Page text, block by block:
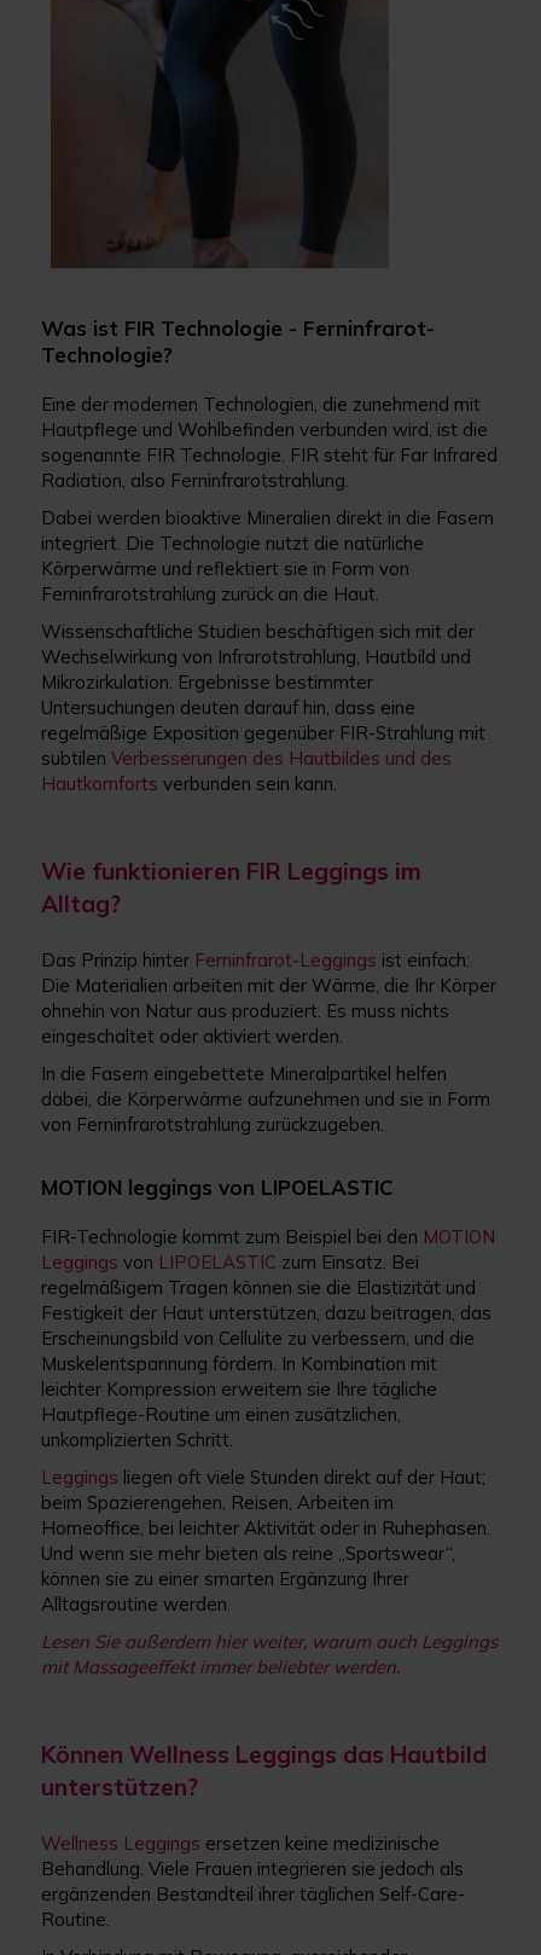
Was ist FIR Technologie - Ferninfrarot-
Technologie?
Eine der modernen Technologien, die zunehmend mit
Hautpflege und Wohlbefinden verbunden wird, ist die
sogenannte FIR Technologie. FIR steht für Far Infrared
Radiation, also Ferninfrarotstrahlung.
Dabei werden bioaktive Mineralien direkt in die Fasern
integriert. Die Technologie nutzt die natürliche
Körperwärme und reflektiert sie in Form von
Ferninfrarotstrahlung zurück an die Haut.
Wissenschaftliche Studien beschäftigen sich mit der
Wechselwirkung von Infrarotstrahlung, Hautbild und
Mikrozirkulation. Ergebnisse bestimmter
Untersuchungen deuten darauf hin, dass eine
regelmäßige Exposition gegenüber FIR-Strahlung mit
subtilenVerbesserungen des Hautbildes und des
Hautkomforts verbunden sein kann.
Wie funktionieren FIR Leggings im
Alltag?
Das Prinzip hinter Ferninfrarot-Leggings ist einfach:
Die Materialien arbeiten mit der Wärme, die Ihr Körper
ohnehin von Natur aus produziert. Es muss nichts
eingeschaltet oder aktiviert werden.
In die Fasern eingebettete Mineralpartikel helfen
dabei, die Körperwärme aufzunehmen und sie in Form
von Ferninfrarotstrahlung zurückzugeben.
MOTION leggings von LIPOELASTIC
FIR-Technologie kommt zum Beispiel bei den MOTION
Leggingsvon LIPOELASTIC zum Einsatz. Bei
regelmäßigem Tragen können sie die Elastizität und
Festigkeit der Haut unterstützen, dazu beitragen, das
Erscheinungsbild von Cellulite zu verbessern, und die
Muskelentspannung fördern. In Kombination mit
leichter Kompression erweitern sie Ihre tägliche
Hautpflege-Routine um einen zusätzlichen,
unkomplizierten Schritt.
Leggings liegen oft viele Stunden direkt auf der Haut;
beim Spazierengehen, Reisen, Arbeiten im
Homeoffice, bei leichter Aktivität oder in Ruhephasen.
Und wenn sie mehr bieten als reine „Sportswear“,
können sie zu einer smarten Ergänzung Ihrer
Alltagsroutine werden.
Lesen Sie außerdem hier weiter, warum auch Leggings
mit Massageeffekt immer beliebter werden.
Können Wellness Leggings das Hautbild
unterstützen?
Wellness Leggings ersetzen keine medizinische
Behandlung. Viele Frauen integrieren sie jedoch als
ergänzenden Bestandteil ihrer täglichen Self-Care-
Routine.